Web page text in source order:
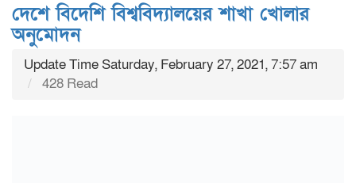
দেশে বিদেশি বিশ্ববিদ্যালয়ের শাখা খোলার
অনুমোদন
Update Time Saturday, February 27, 2021, 7:57 am
428 Read